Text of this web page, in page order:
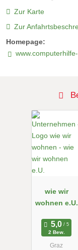
Zur Karte
Zur
Homepage:
wie wir
wohnen e.U.
2 Bew.
Graz